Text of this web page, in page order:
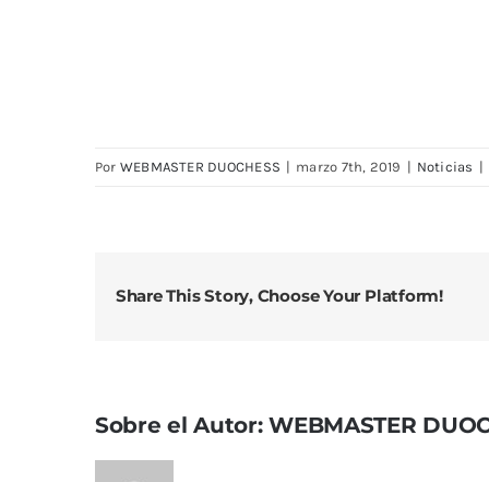
Por WEBMASTER DUOCHESS | marzo 7th, 2019 | Noticias |
Share This Story, Choose Your Platform!
Sobre el Autor:WEBMASTER